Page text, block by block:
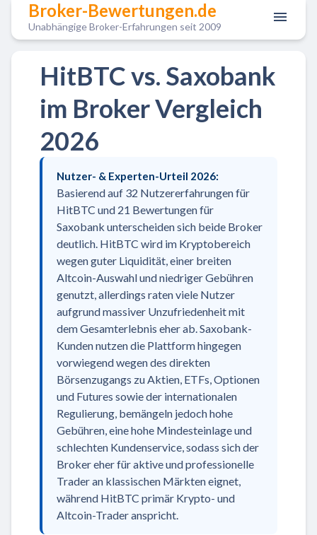
Broker-Bewertungen.de
Unabhängige Broker-Erfahrungen seit 2009
HitBTC vs. Saxobank
im Broker Vergleich
2026
Nutzer- & Experten-Urteil 2026:
Basierend auf 32 Nutzererfahrungen für
HitBTC und 21 Bewertungen für
Saxobank unterscheiden sich beide Broker
deutlich. HitBTC wird im Kryptobereich
wegen guter Liquidität, einer breiten
Altcoin-Auswahl und niedriger Gebühren
genutzt, allerdings raten viele Nutzer
aufgrund massiver Unzufriedenheit mit
dem Gesamterlebnis eher ab. Saxobank-
Kunden nutzen die Plattform hingegen
vorwiegend wegen des direkten
Börsenzugangs zu Aktien, ETFs, Optionen
und Futures sowie der internationalen
Regulierung, bemängeln jedoch hohe
Gebühren, eine hohe Mindesteinlage und
schlechten Kundenservice, sodass sich der
Broker eher für aktive und professionelle
Trader an klassischen Märkten eignet,
während HitBTC primär Krypto- und
Altcoin-Trader anspricht.